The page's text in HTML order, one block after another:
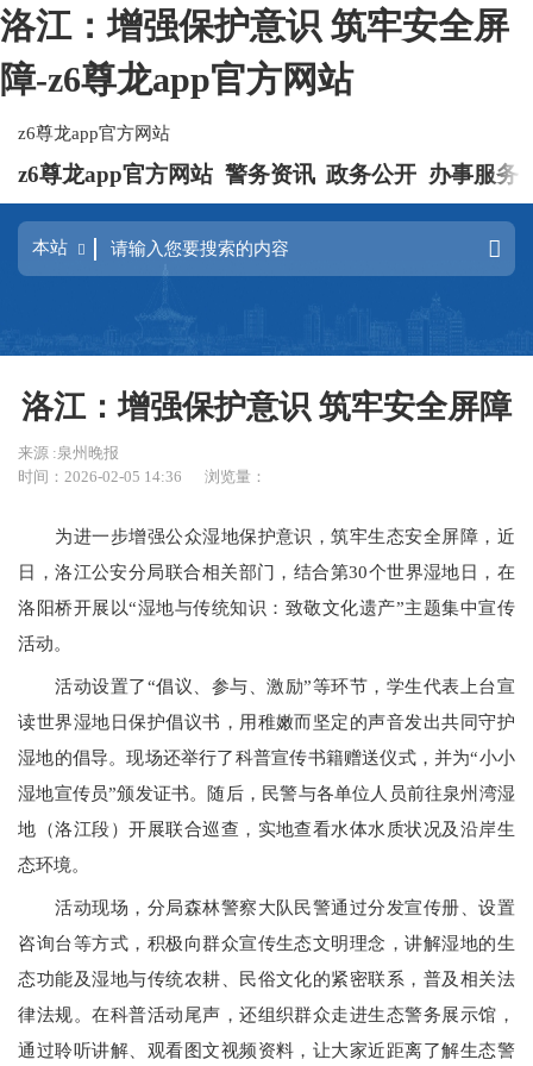
洛江：增强保护意识 筑牢安全屏
障-z6尊龙app官方网站
z6尊龙app官方网站
z6尊龙app官方网站 警务资讯 政务公开 办事服务
洛江：增强保护意识 筑牢安全屏障
来源 :泉州晚报
时间：2026-02-05 14:36
浏览量：
为进一步增强公众湿地保护意识，筑牢生态安全屏障，近
日，洛江公安分局联合相关部门，结合第30个世界湿地日，在
洛阳桥开展以“湿地与传统知识：致敬文化遗产”主题集中宣传
活动。
活动设置了“倡议、参与、激励”等环节，学生代表上台宣
读世界湿地日保护倡议书，用稚嫩而坚定的声音发出共同守护
湿地的倡导。现场还举行了科普宣传书籍赠送仪式，并为“小小
湿地宣传员”颁发证书。随后，民警与各单位人员前往泉州湾湿
地（洛江段）开展联合巡查，实地查看水体水质状况及沿岸生
态环境。
活动现场，分局森林警察大队民警通过分发宣传册、设置
咨询台等方式，积极向群众宣传生态文明理念，讲解湿地的生
态功能及湿地与传统农耕、民俗文化的紧密联系，普及相关法
律法规。在科普活动尾声，还组织群众走进生态警务展示馆，
通过聆听讲解、观看图文视频资料，让大家近距离了解生态警